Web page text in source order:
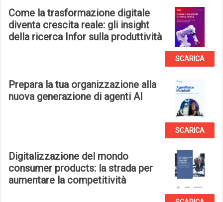
Come la trasformazione digitale
diventa crescita reale: gli insight
della ricerca Infor sulla produttività
SCARICA
Prepara la tua organizzazione alla
nuova generazione di agenti AI
SCARICA
Digitalizzazione del mondo
consumer products: la strada per
aumentare la competitività